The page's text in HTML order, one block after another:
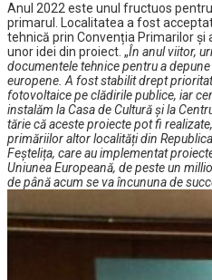
Anul 2022 este unul fructuos
primarul. Localitatea a fost
tehnică prin Convenția Primarilor și
unor idei din proiect. „În anul viitor,
documentele tehnice pentru a
europene. A fost stabilit drept
fotovoltaice pe clădirile publice, iar
instalăm la Casa de Cultură și la
tărie că aceste proiecte pot fi
primăriilor altor localități din
Feștelița, care au implementat
Uniunea Europeană, de peste un
de până acum se va încununa de